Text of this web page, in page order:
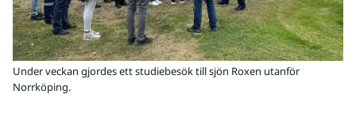
Under veckan gjordes ett studiebesök till sjön Roxen utanför
Norrköping.